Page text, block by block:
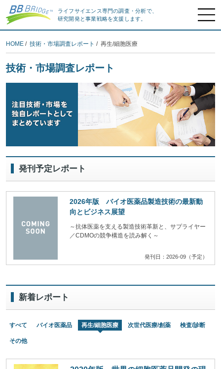
ライフサイエンス専門の調査・分析で、
研究開発と事業戦略を支援します。
HOME / 技術・市場調査レポート / 再生/細胞医療
技術・市場調査レポート
発刊予定レポート
2026年版 バイオ医薬品製造技術の最新動
向とビジネス展望
～抗体医薬を支える製造技術革新と、サプライヤー
／CDMOの競争構造を読み解く～
発刊日：2026-09（予定）
新着レポート
すべて バイオ医薬品 再生/細胞医療 次世代医療/創薬 検査/診断
その他